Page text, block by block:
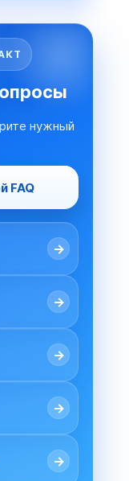
нужный
FAQ
→
→
→
→
→